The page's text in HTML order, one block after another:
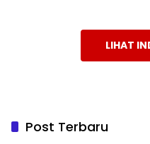
LIHAT
Post Terbaru